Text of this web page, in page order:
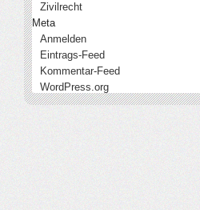
Zivilrecht
Meta
Anmelden
Eintrags-Feed
Kommentar-Feed
WordPress.org